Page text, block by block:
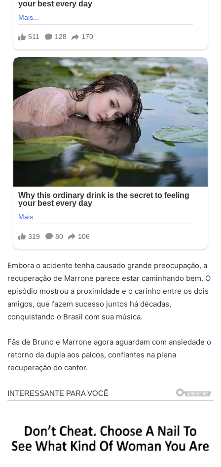
Embora o acidente tenha causado grande preocupação, a
recuperação de Marrone parece estar caminhando bem. O
episódio mostrou a proximidade e o carinho entre os dois
amigos, que fazem sucesso juntos há décadas,
conquistando o Brasil com sua música.
Fãs de Bruno e Marrone agora aguardam com ansiedade o
retorno da dupla aos palcos, confiantes na plena
recuperação do cantor.